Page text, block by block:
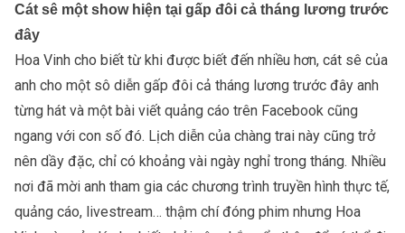
Cát sê một show hiện tại gấp đôi cả tháng lương trước
đây
Hoa Vinh cho biết từ khi được biết đến nhiều hơn, cát sê của
anh cho một sô diễn gấp đôi cả tháng lương trước đây anh
từng hát và một bài viết quảng cáo trên Facebook cũng
ngang với con số đó. Lịch diễn của chàng trai này cũng trở
nên dầy đặc, chỉ có khoảng vài ngày nghỉ trong tháng. Nhiều
nơi đã mời anh tham gia các chương trình truyền hình thực tế,
quảng cáo, livestream… thậm chí đóng phim nhưng Hoa